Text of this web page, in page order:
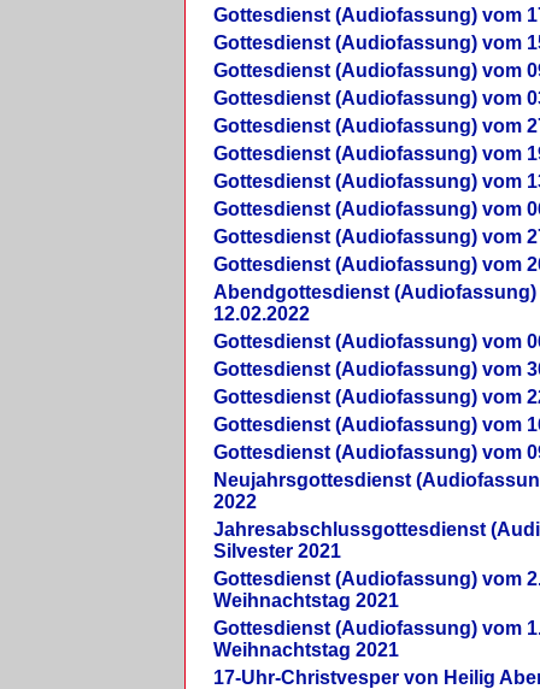
Gottesdienst (Audiofassung) vom
Gottesdienst (Audiofassung) vom
Gottesdienst (Audiofassung) vom
Gottesdienst (Audiofassung) vom
Gottesdienst (Audiofassung) vom
Gottesdienst (Audiofassung) vom
Gottesdienst (Audiofassung) vom
Gottesdienst (Audiofassung) vom
Gottesdienst (Audiofassung) vom
Gottesdienst (Audiofassung) vom
Abendgottesdienst (Audiofassung)
12.02.2022
Gottesdienst (Audiofassung) vom
Gottesdienst (Audiofassung) vom
Gottesdienst (Audiofassung) vom
Gottesdienst (Audiofassung) vom
Gottesdienst (Audiofassung) vom
Neujahrsgottesdienst
2022
Jahresabschlussgottesdienst
Silvester 2021
Gottesdienst (Audiofassung) vom
Weihnachtstag 2021
Gottesdienst (Audiofassung) vom
Weihnachtstag 2021
17-Uhr-Christvesper von Heilig